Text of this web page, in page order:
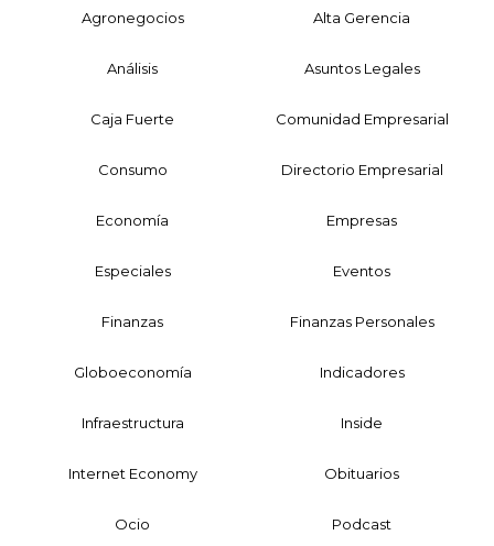
Agronegocios Alta Gerencia
Análisis Asuntos Legales
Caja Fuerte Comunidad Empresarial
Consumo Directorio Empresarial
Economía Empresas
Especiales Eventos
Finanzas Finanzas Personales
Globoeconomía Indicadores
Infraestructura Inside
Internet Economy Obituarios
Ocio Podcast